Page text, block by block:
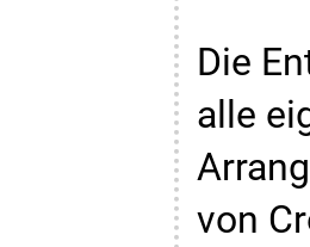
Die
alle
von